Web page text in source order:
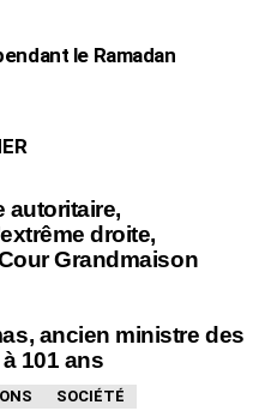
le Ramadan
autoritaire,
droite,
Grandmaison
ancien ministre des
101 ans
SOCIÉTÉ